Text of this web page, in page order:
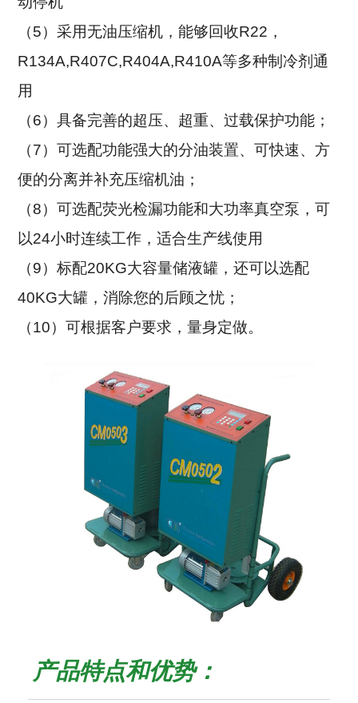
（5）采用无油压缩机，能够回收R22，
R134A,R407C,R404A,R410A等多种制冷剂通
用
（6）具备完善的超压、超重、过载保护功能 ；
（7）可选配功能强大的分油装置、可快速、方
便的分离并补充压缩机油 ；
（8）可选配荧光检漏功能和大功率真空泵，可
以24小时连续工作，适合生产线使用
（9）标配20KG大容量储液罐，还可以选配
40KG大罐，消除您的后顾之忧 ；
（10）可根据客户要求，量身定做。
产品特点和优势：